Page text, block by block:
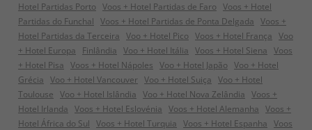
Hotel Partidas Porto Voos + Hotel Partidas de Faro Voos + Hotel
Partidas do Funchal Voos + Hotel Partidas de Ponta Delgada Voos +
Hotel Partidas da Terceira Voo + Hotel Pico Voos + Hotel França Voo
+ Hotel Europa
Finlândia Voo + Hotel Itália Voos + Hotel Siena Voos
+ Hotel Pisa Voos + Hotel Nápoles Voo + Hotel Japão Voo + Hotel
Grécia Voo + Hotel Vancouver Voo + Hotel Suiça Voo + Hotel
Toulouse Voo + Hotel Islândia Voo + Hotel Nova Zelândia Voos +
Hotel Irlanda Voos + Hotel Eslovénia Voos + Hotel Alemanha Voos +
Hotel África do Sul Voos + Hotel Turquia Voos + Hotel Espanha Voos